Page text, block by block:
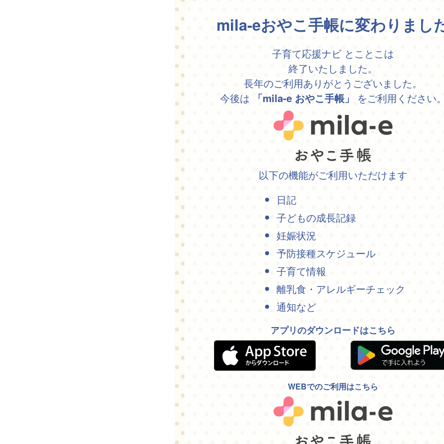
mila-eおやこ手帳に変わりまし
子育て応援ナビ とことこは
終了いたしました。
長年のご利用ありがとうございました。
今後は
「mila-e おやこ手帳」 をご利用ください
以下の機能がご利用いただけます
日記
子どもの成長記録
妊娠状況
予防接種スケジュール
子育て情報
離乳食・アレルギーチェック
通知など
アプリのダウンロードはこちら
WEBでのご利用はこちら